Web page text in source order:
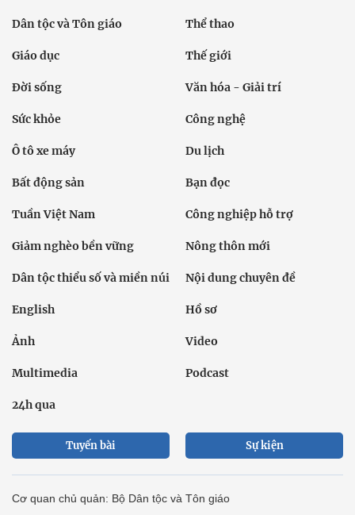
Dân tộc và Tôn giáo Thể thao
Giáo dục Thế giới
Đời sống Văn hóa - Giải trí
Sức khỏe Công nghệ
Ô tô xe máy Du lịch
Bất động sản Bạn đọc
Tuần Việt Nam Công nghiệp hỗ trợ
Giảm nghèo bền vững Nông thôn mới
Dân tộc thiểu số và miền núi Nội dung chuyên đề
English Hồ sơ
Ảnh Video
Multimedia Podcast
24h qua
Tuyến bài Sự kiện
Cơ quan chủ quản: Bộ Dân tộc và Tôn giáo